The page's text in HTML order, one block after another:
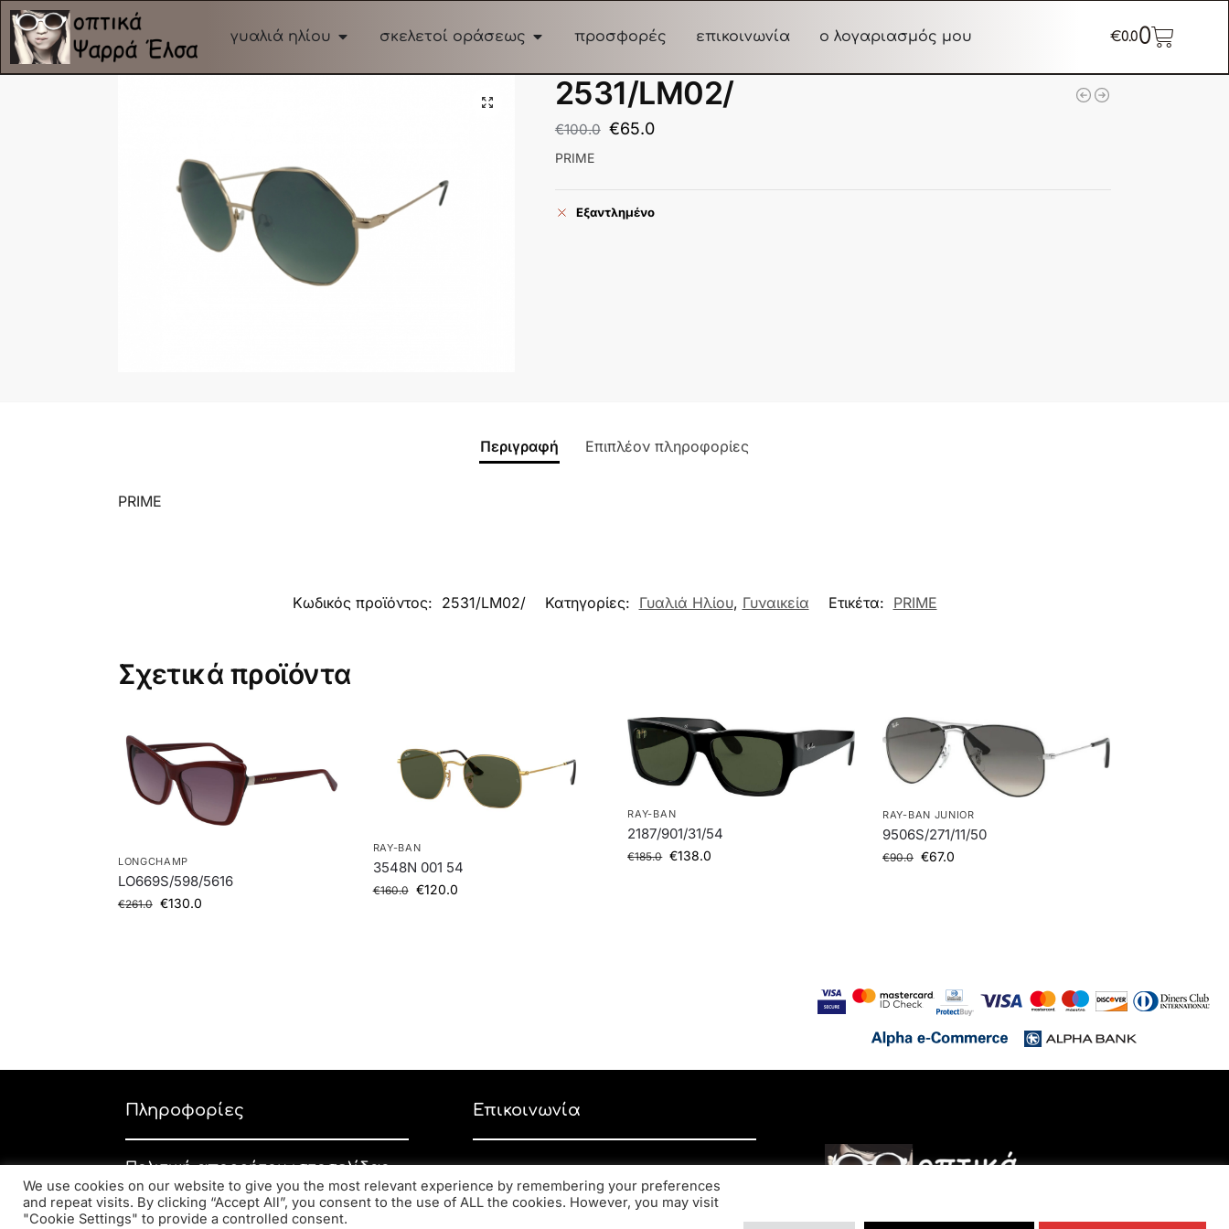
γυαλιά ηλίου σκελετοί οράσεως προσφορές επικοινωνία ο λογαριασμός μου €0.00
2531/LM02/
€100.0 €65.0
PRIME
Εξαντλημένο
Περιγραφή Επιπλέον πληροφορίες
PRIME
Κωδικός προϊόντος: 2531/LM02/ Κατηγορίες: Γυαλιά Ηλίου, Γυναικεία Ετικέτα: PRIME
Σχετικά προϊόντα
LONGCHAMP
LO669S/598/5616
€261.0 €130.0
RAY-BAN
3548N 001 54
€160.0 €120.0
RAY-BAN
2187/901/31/54
€185.0 €138.0
RAY-BAN JUNIOR
9506S/271/11/50
€90.0 €67.0
Πληροφορίες
Πολιτική απορρήτου ιστοσελίδας
Εταιρική πολιτική απορρήτου
Επικοινωνία
Ανδρέα Παπανδρέου 59, ΤΚ 56334,
Κορδελιό
We use cookies on our website to give you the most relevant experience by remembering your preferences
and repeat visits. By clicking “Accept All”, you consent to the use of ALL the cookies. However, you may visit
"Cookie Settings" to provide a controlled consent.